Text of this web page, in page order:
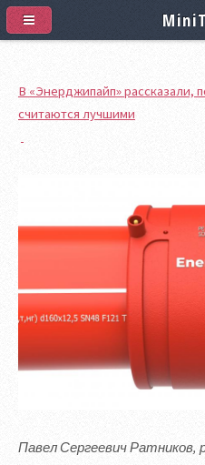
В «Энерджипайп» рассказали,
считаются лучшими
Павел Сергеевич Ратников,